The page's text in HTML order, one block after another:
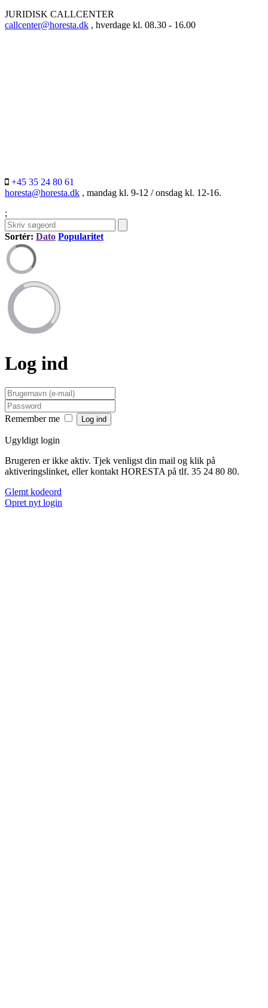
JURIDISK CALLCENTER
callcenter@horesta.dk , hverdage kl. 08.30 - 16.00
+45 35 24 80 61
horesta@horesta.dk , mandag kl. 9-12 / onsdag kl. 12-16.
;
Sortér: Dato Popularitet
Log ind
Remember me
Ugyldigt login
Brugeren er ikke aktiv. Tjek venligst din mail og klik på
aktiveringslinket, eller kontakt HORESTA på tlf. 35 24 80 80.
Glemt kodeord
Opret nyt login